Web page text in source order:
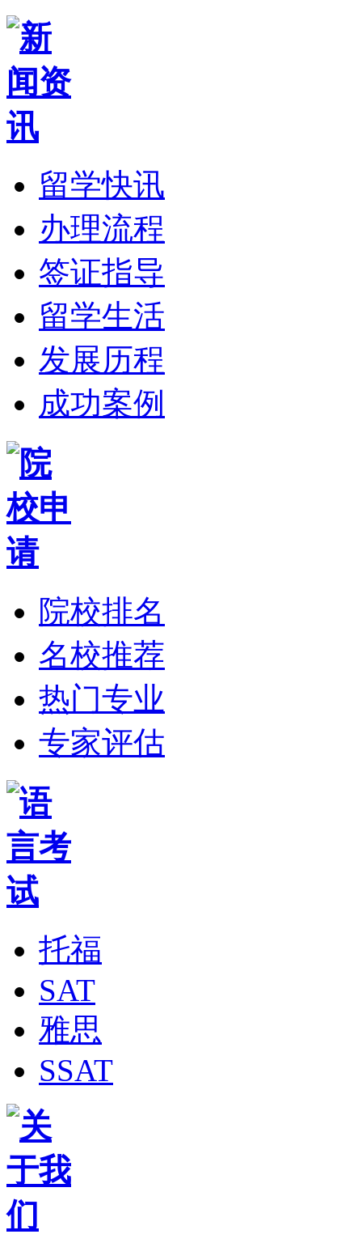
留学快讯
办理流程
签证指导
留学生活
发展历程
成功案例
院校排名
名校推荐
热门专业
专家评估
托福
SAT
雅思
SSAT